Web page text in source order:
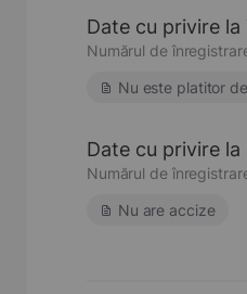
Date cu privire la
Numărul de
Nu este platitor
Date cu privire la
Numărul de
Nu are accize